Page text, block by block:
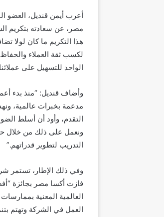
أعرب أيمن قنديل، العضو
مصر، عن سعادته بتكريم
هذا التكريم ما كان لولا
لكسب ثقة العملاء والحفاظ
الواحد للتسهيل على
وأضاف قنديل: “منذ بدء
مدعمة بخبرات عالمية،
التقدم، وأود أن أسلط
ونعمل على ذلك من خلال
التدريب لتطوير قدراتهم.”
وفي ذلك الإطار، تستمر
العالمية المعنية
العمل في الشركة وتهتم